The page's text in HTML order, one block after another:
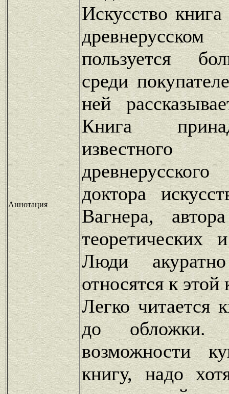
Аннотация
Искусство
пользуется
среди
ней
Книга
известного
доктора
Вагнера,
теоретических
Люди
относятся к этой
Легко читается
до
возможности
книгу, надо